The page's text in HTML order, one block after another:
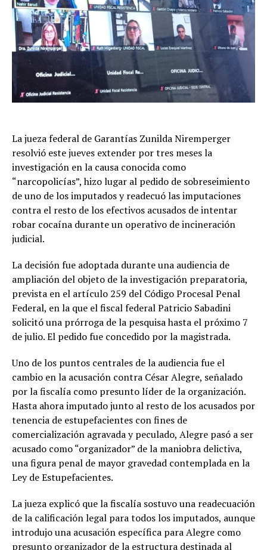
La jueza federal de Garantías Zunilda Niremperger
resolvió este jueves extender por tres meses la
investigación en la causa conocida como
“narcopolicías”, hizo lugar al pedido de sobreseimiento
de uno de los imputados y readecuó las imputaciones
contra el resto de los efectivos acusados de intentar
robar cocaína durante un operativo de incineración
judicial.
La decisión fue adoptada durante una audiencia de
ampliación del objeto de la investigación preparatoria,
prevista en el artículo 259 del Código Procesal Penal
Federal, en la que el fiscal federal Patricio Sabadini
solicitó una prórroga de la pesquisa hasta el próximo 7
de julio. El pedido fue concedido por la magistrada.
Uno de los puntos centrales de la audiencia fue el
cambio en la acusación contra César Alegre, señalado
por la fiscalía como presunto líder de la organización.
Hasta ahora imputado junto al resto de los acusados por
tenencia de estupefacientes con fines de
comercialización agravada y peculado, Alegre pasó a ser
acusado como “organizador” de la maniobra delictiva,
una figura penal de mayor gravedad contemplada en la
Ley de Estupefacientes.
La jueza explicó que la fiscalía sostuvo una readecuación
de la calificación legal para todos los imputados, aunque
introdujo una acusación específica para Alegre como
presunto organizador de la estructura destinada al